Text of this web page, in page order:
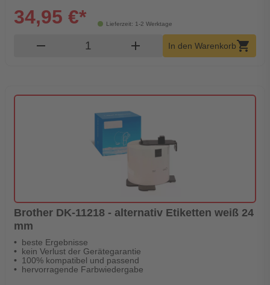
Lieferzeit: 1-2 Werktage
34,95 €*
remove Produkt Warenkorb Menge
add In den Warenkorbshopping_cart
Brother DK-11218 - alternativ Etiketten weiß 24
mm
beste Ergebnisse
kein Verlust der Gerätegarantie
100% kompatibel und passend
hervorragende Farbwiedergabe